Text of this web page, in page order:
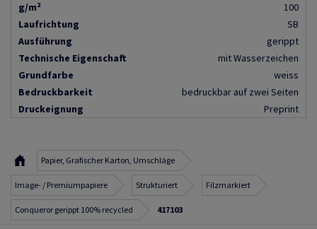
g/m²
100
Laufrichtung
SB
Ausführung
gerippt
Technische Eigenschaft
mit Wasserzeichen
Grundfarbe
weiss
Bedruckbarkeit
bedruckbar auf zwei Seiten
Druckeignung
Preprint
Papier, Grafischer Karton, Umschläge
Image- / Premiumpapiere Strukturiert Filzmarkiert
Conqueror gerippt 100% recycled 417103